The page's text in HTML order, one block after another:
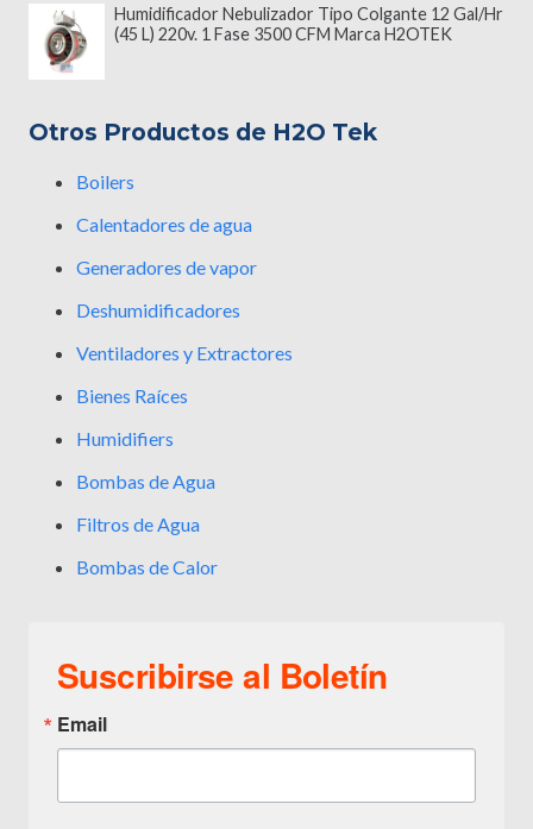
Humidificador Nebulizador Tipo Colgante 12 Gal/Hr
(45 L) 220v. 1 Fase 3500 CFM Marca H2OTEK
Otros Productos de H2O Tek
Boilers
Calentadores de agua
Generadores de vapor
Deshumidificadores
Ventiladores y Extractores
Bienes Raíces
Humidifiers
Bombas de Agua
Filtros de Agua
Bombas de Calor
Suscribirse al Boletín
Email